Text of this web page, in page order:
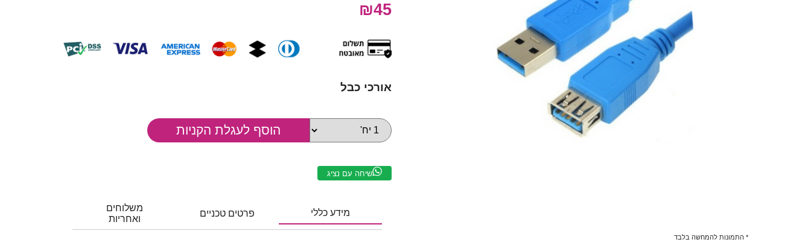
* התמונות להמחשה בלבד
₪45
אורכי כבל
שיחה עם נציג
מידע כללי פרטים טכניים
משלוחים
ואחריות